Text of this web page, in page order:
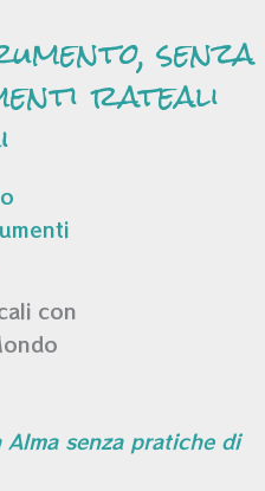
senza
rateali
con
senza pratiche di